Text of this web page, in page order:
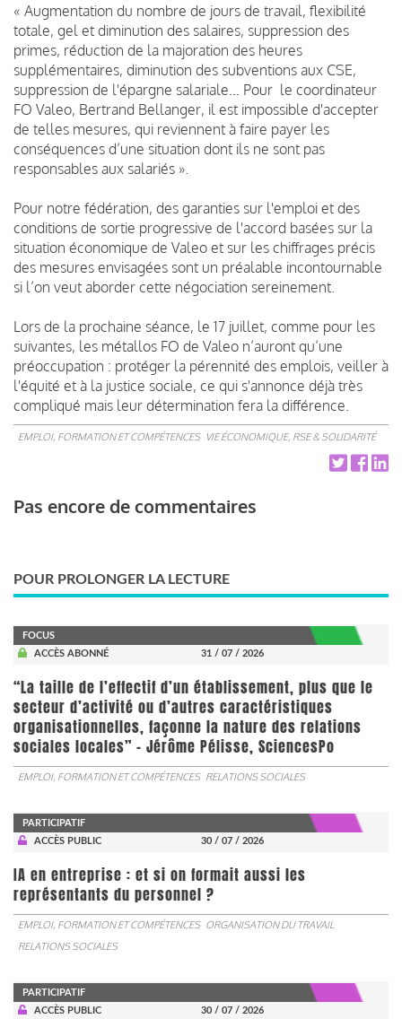
« Augmentation du nombre de jours de travail, flexibilité
totale, gel et diminution des salaires, suppression des
primes, réduction de la majoration des heures
supplémentaires, diminution des subventions aux CSE,
suppression de l'épargne salariale… Pour le coordinateur
FO Valeo, Bertrand Bellanger, il est impossible d'accepter
de telles mesures, qui reviennent à faire payer les
conséquences d’une situation dont ils ne sont pas
responsables aux salariés ».
Pour notre fédération, des garanties sur l'emploi et des
conditions de sortie progressive de l'accord basées sur la
situation économique de Valeo et sur les chiffrages précis
des mesures envisagées sont un préalable incontournable
si l’on veut aborder cette négociation sereinement.
Lors de la prochaine séance, le 17 juillet, comme pour les
suivantes, les métallos FO de Valeo n’auront qu’une
préoccupation : protéger la pérennité des emplois, veiller à
l'équité et à la justice sociale, ce qui s'annonce déjà très
compliqué mais leur détermination fera la différence.
EMPLOI, FORMATION ET COMPÉTENCES VIE ÉCONOMIQUE, RSE & SOLIDARITÉ
Pas encore de commentaires
POUR PROLONGER LA LECTURE
FOCUS
ACCÈS ABONNÉ
31 / 07 / 2026
“La taille de l’effectif d’un établissement, plus que le
secteur d’activité ou d’autres caractéristiques
organisationnelles, façonne la nature des relations
sociales locales” - Jérôme Pélisse, SciencesPo
EMPLOI, FORMATION ET COMPÉTENCES RELATIONS SOCIALES
PARTICIPATIF
ACCÈS PUBLIC
30 / 07 / 2026
IA en entreprise : et si on formait aussi les
représentants du personnel ?
EMPLOI, FORMATION ET COMPÉTENCES ORGANISATION DU TRAVAIL
RELATIONS SOCIALES
PARTICIPATIF
ACCÈS PUBLIC
30 / 07 / 2026